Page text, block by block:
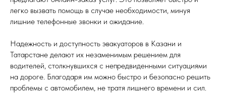
легко вызвать помощь в случае необходимости, минуя
лишние телефонные звонки и ожидание.
Надежность и доступность эвакуаторов в Казани и
Татарстане делают их незаменимым решением для
водителей, столкнувшихся с непредвиденными ситуациями
на дороге. Благодаря им можно быстро и безопасно решить
проблемы с автомобилем, не тратя лишнего времени и сил.